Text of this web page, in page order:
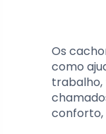
Os
como
trabalho,
conforto,